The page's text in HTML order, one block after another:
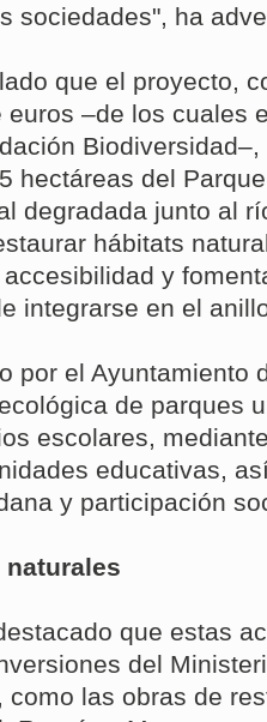
sociedades", ha
que el proyecto,
–de los cuales
hectáreas del
degradada junto al
hábitats
y
integrarse en el
por el Ayuntamiento
de parques
escolares,
educativas,
y participación
naturales
que estas
del
como las obras de